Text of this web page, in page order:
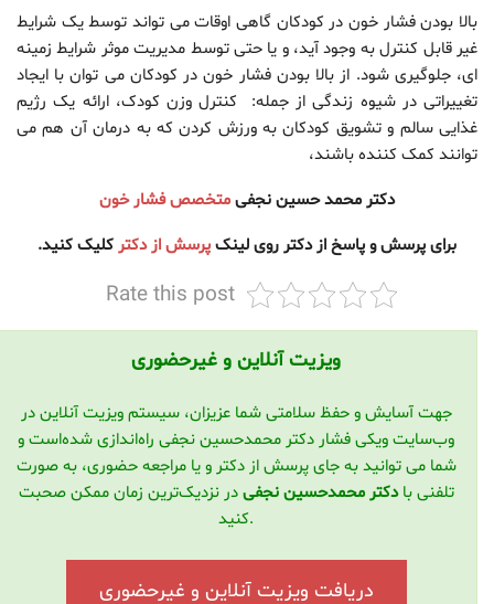
بالا بودن فشار خون در کودکان گاهی اوقات می تواند توسط یک شرایط
غیر قابل کنترل به وجود آید، و یا حتی توسط مدیریت موثر شرایط زمینه
ای، جلوگیری شود. از بالا بودن فشار خون در کودکان می توان با ایجاد
تغییراتی در شیوه زندگی از جمله: کنترل وزن کودک، ارائه یک رژیم
غذایی سالم و تشویق کودکان به ورزش کردن که به درمان آن هم می
توانند کمک کننده باشند،
دکتر محمد حسین نجفیمتخصص فشار خون
برای پرسش و پاسخ از دکتر روی لینکپرسش از دکترکلیک کنید.
Rate this post
ویزیت آنلاین و غیرحضوری
جهت آسایش و حفظ سلامتی شما عزیزان، سیستم ویزیت آنلاین در
وب‌سایت ویکی فشار دکتر محمدحسین نجفی راه‌اندازی شده‌است و
شما می توانید به جای پرسش از دکتر و یا مراجعه حضوری، به صورت
تلفنی بادکتر محمدحسین نجفیدر نزدیک‌ترین زمان ممکن صحبت
کنید.
دریافت ویزیت آنلاین و غیرحضوری